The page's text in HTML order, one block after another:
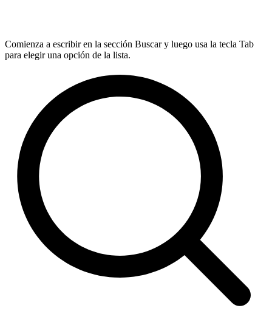
Comienza a escribir en la sección Buscar y luego usa la tecla Tab
para elegir una opción de la lista.